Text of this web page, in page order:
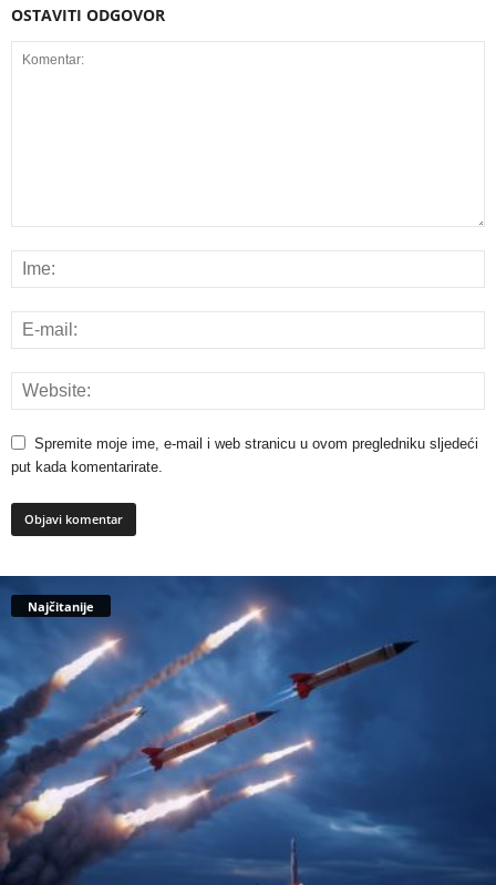
OSTAVITI ODGOVOR
Spremite moje ime, e-mail i web stranicu u ovom pregledniku sljedeći
put kada komentarirate.
Najčitanije